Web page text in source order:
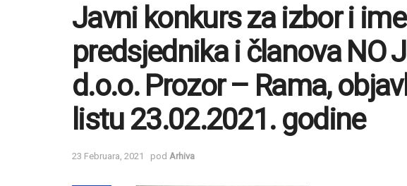
Javni konkurs za izbor i
predsjednika i članova NO
d.o.o. Prozor – Rama,
listu 23.02.2021. godine
23 Februara, 2021 pod Arhiva